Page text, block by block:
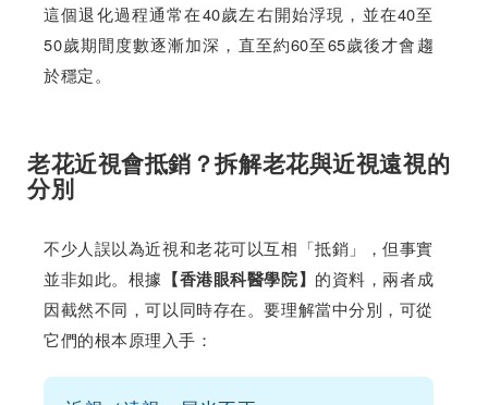
這個退化過程通常在40歲左右開始浮現，並在40至
50歲期間度數逐漸加深，直至約60至65歲後才會趨
於穩定。
老花近視會抵銷？拆解老花與近視遠視的
分別
不少人誤以為近視和老花可以互相「抵銷」，但事實
並非如此。根據 【香港眼科醫學院】 的資料，兩者成
因截然不同，可以同時存在。要理解當中分別，可從
它們的根本原理入手：